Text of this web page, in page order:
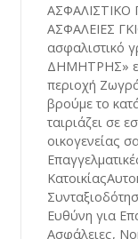
ΑΣΦΑΛΕΙΕΣ
ασφαλιστικό
ΔΗΜΗΤΡΗΣ»
περιοχή
βρούμε το
ταιριάζει σε
οικογενείας
Ευθύνη για
Ασφάλειες,